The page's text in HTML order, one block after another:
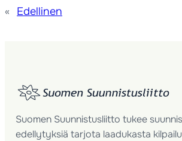
« Edellinen
Suomen Suunnistusliitto tukee
edellytyksiä tarjota laadukasta